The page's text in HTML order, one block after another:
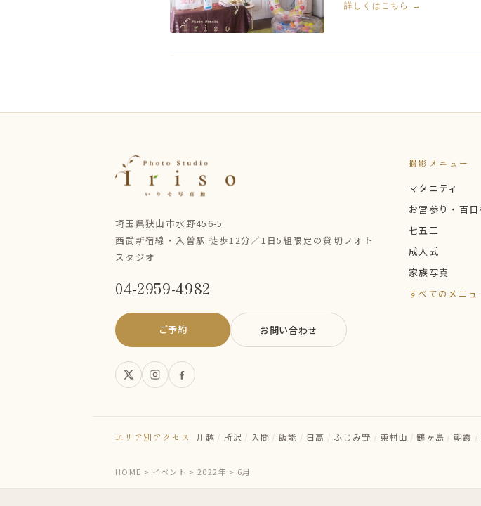
詳しくはこちら →
埼玉県狭山市水野456-5
西武新宿線・入曽駅 徒歩12分／1日5組限定の貸切フォト
スタジオ
04-2959-4982
ご予約 お問い合わせ
撮影メニュー
マタニティ
お宮参り・百日
七五三
成人式
家族写真
すべてのメニ
エリア別アクセス 川越 / 所沢 / 入間 / 飯能 / 日高 / ふじみ野 / 東村山 / 鶴ヶ島 / 朝霞 /
HOME > イベント >2022年 > 6月